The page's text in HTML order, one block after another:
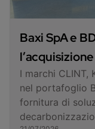
Baxi SpA e
I marchi CLINT,
nel portafoglio
fornitura di